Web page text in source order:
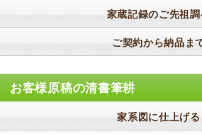
家蔵記録のご先祖
ご契約から納品ま
お客様原稿の清書筆耕
家系図に仕上げる